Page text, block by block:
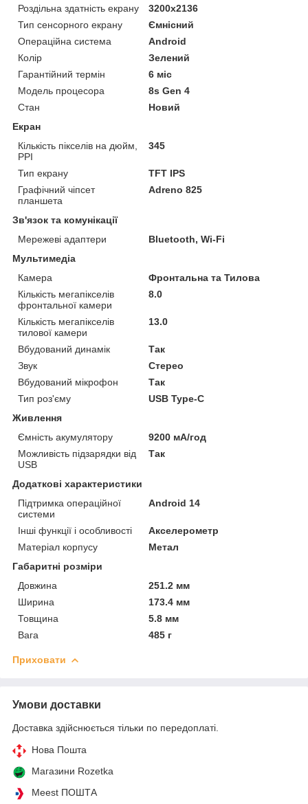
Роздільна здатність екрану
3200x2136
Тип сенсорного екрану
Ємнісний
Операційна система
Android
Колір
Зелений
Гарантійний термін
6 міс
Модель процесора
8s Gen 4
Стан
Новий
Екран
Кількість пікселів на дюйм,
PPI
345
Тип екрану
TFT IPS
Графічний чіпсет
планшета
Adreno 825
Зв'язок та комунікації
Мережеві адаптери
Bluetooth, Wi-Fi
Мультимедіа
Камера
Фронтальна та Тилова
Кількість мегапікселів
фронтальної камери
8.0
Кількість мегапікселів
тилової камери
13.0
Вбудований динамік
Так
Звук
Стерео
Вбудований мікрофон
Так
Тип роз'єму
USB Type-C
Живлення
Ємність акумулятору
9200 мА/год
Можливість підзарядки від
USB
Так
Додаткові характеристики
Підтримка операційної
системи
Android 14
Інші функції і особливості
Акселерометр
Матеріал корпусу
Метал
Габаритні розміри
Довжина
251.2 мм
Ширина
173.4 мм
Товщина
5.8 мм
Вага
485 г
Приховати
Умови доставки
Доставка здійснюється тільки по передоплаті.
Нова Пошта
Магазини Rozetka
Meest ПОШТА